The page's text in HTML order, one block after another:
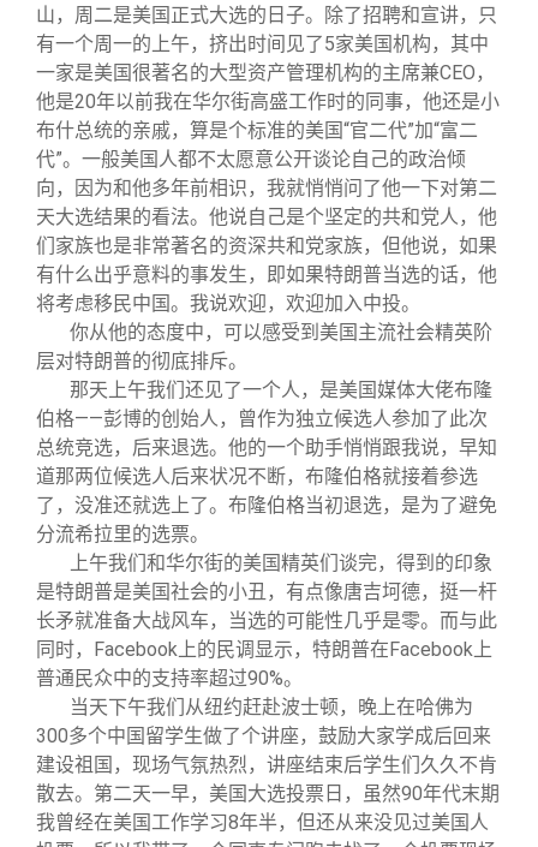
山，周二是美国正式大选的日子。除了招聘和宣讲，只
有一个周一的上午，挤出时间见了5家美国机构，其中
一家是美国很著名的大型资产管理机构的主席兼CEO，
他是20年以前我在华尔街高盛工作时的同事，他还是小
布什总统的亲戚，算是个标准的美国“官二代”加“富二
代”。一般美国人都不太愿意公开谈论自己的政治倾
向，因为和他多年前相识，我就悄悄问了他一下对第二
天大选结果的看法。他说自己是个坚定的共和党人，他
们家族也是非常著名的资深共和党家族，但他说，如果
有什么出乎意料的事发生，即如果特朗普当选的话，他
将考虑移民中国。我说欢迎，欢迎加入中投。
你从他的态度中，可以感受到美国主流社会精英阶
层对特朗普的彻底排斥。
那天上午我们还见了一个人，是美国媒体大佬布隆
伯格——彭博的创始人，曾作为独立候选人参加了此次
总统竞选，后来退选。他的一个助手悄悄跟我说，早知
道那两位候选人后来状况不断，布隆伯格就接着参选
了，没准还就选上了。布隆伯格当初退选，是为了避免
分流希拉里的选票。
上午我们和华尔街的美国精英们谈完，得到的印象
是特朗普是美国社会的小丑，有点像唐吉坷德，挺一杆
长矛就准备大战风车，当选的可能性几乎是零。而与此
同时，Facebook上的民调显示，特朗普在Facebook上
普通民众中的支持率超过90%。
当天下午我们从纽约赶赴波士顿，晚上在哈佛为
300多个中国留学生做了个讲座，鼓励大家学成后回来
建设祖国，现场气氛热烈，讲座结束后学生们久久不肯
散去。第二天一早，美国大选投票日，虽然90年代末期
我曾经在美国工作学习8年半，但还从来没见过美国人